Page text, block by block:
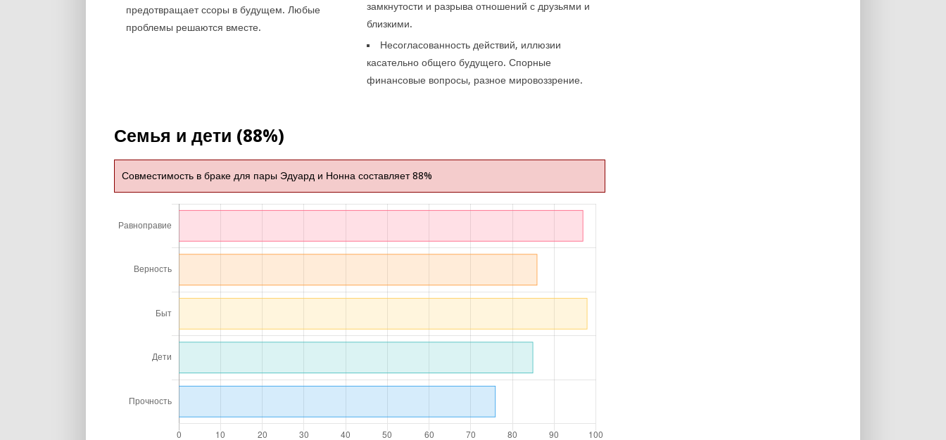
предотвращает ссоры в будущем. Любые
проблемы решаются вместе.
замкнутости и разрыва отношений с друзьями и
близкими.
Несогласованность действий, иллюзии
касательно общего будущего. Спорные
финансовые вопросы, разное мировоззрение.
Семья и дети (88%)
Совместимость в браке для пары Эдуард и Нонна составляет 88%